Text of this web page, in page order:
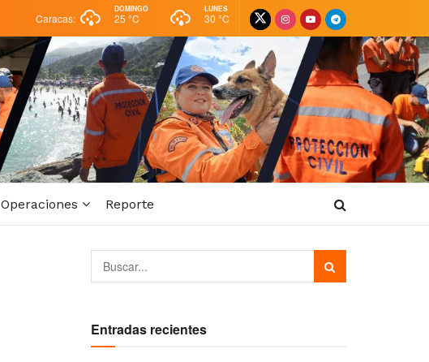
Caracas:
DOMINGO
25 °C
LUNES
30 °C
Operaciones Reporte
Entradas recientes